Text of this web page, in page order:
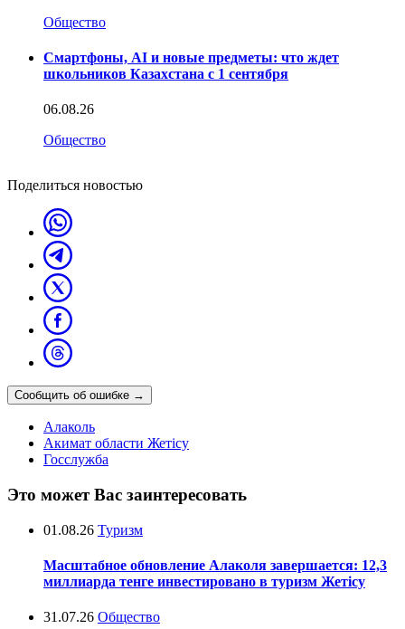
Общество
Смартфоны, AI и новые предметы: что ждет
школьников Казахстана с 1 сентября
06.08.26
Общество
Поделиться новостью
Сообщить об ошибке →
Алаколь
Акимат области Жетісу
Госслужба
Это может Вас заинтересовать
01.08.26 Туризм
Масштабное обновление Алаколя завершается: 12,3
миллиарда тенге инвестировано в туризм Жетісу
31.07.26 Общество